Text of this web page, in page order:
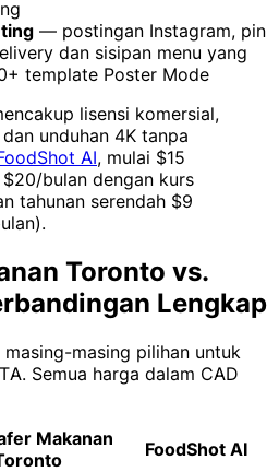
— postingan Instagram, pin
dan sisipan menu yang
template Poster Mode
lisensi komersial,
unduhan 4K tanpa
AI, mulai $15
bulan dengan kurs
tahunan serendah $9
Toronto vs.
Lengkap
masing pilihan untuk
Semua harga dalam CAD
Makanan
FoodShot AI